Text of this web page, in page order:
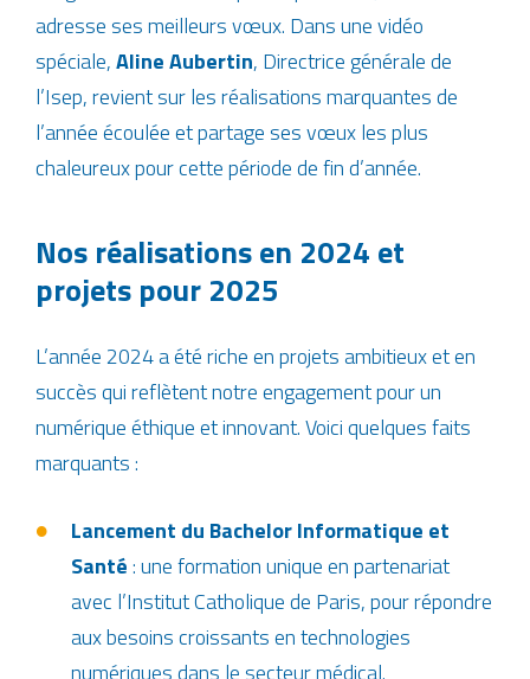
adresse ses meilleurs vœux. Dans une vidéo
spéciale,Aline Aubertin, Directrice générale de
l’Isep, revient sur les réalisations marquantes de
l’année écoulée et partage ses vœux les plus
chaleureux pour cette période de fin d’année.
Nos réalisations en 2024 et
projets pour 2025
L’année 2024 a été riche en projets ambitieux et en
succès qui reflètent notre engagement pour un
numérique éthique et innovant. Voici quelques faits
marquants :
Lancement du Bachelor Informatique et
Santé: une formation unique en partenariat
avec l’Institut Catholique de Paris, pour répondre
aux besoins croissants en technologies
numériques dans le secteur médical.